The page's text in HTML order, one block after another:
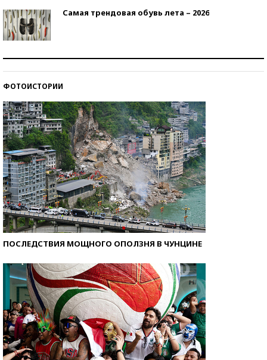
Самая трендовая обувь лета – 2026
ФОТОИСТОРИИ
ПОСЛЕДСТВИЯ МОЩНОГО ОПОЛЗНЯ В ЧУНЦИНЕ